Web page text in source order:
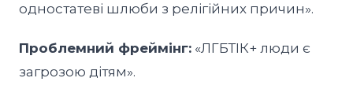
одностатеві шлюби з релігійних причин».
Проблемний фреймінг: «ЛГБТІК+ люди є
загрозою дітям».